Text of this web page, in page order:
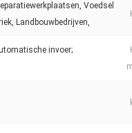
Voedsel
Landbouwbedrijven,
invoer;